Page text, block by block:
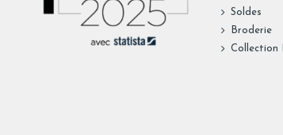
Soldes
Broderie
Collection